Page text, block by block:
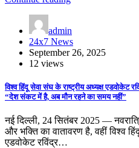
admin
24x7 News
September 26, 2025
12 views
विश्व हिंदू सेवा संघ के राष्ट्रीय अध्यक्ष एडवोकेट
“देश संकट में है, अब मौन रहने का समय नहीं”
नई दिल्ली, 24 सितंबर 2025 —
और भक्ति का वातावरण है, वहीं विश्व
एडवोकेट रविंद्र…